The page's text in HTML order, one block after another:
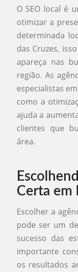
O SEO local é
otimizar a
determinada
das Cruzes,
apareça nas
região. As
especialistas
como a
ajuda a
clientes que
área.
Certa em
Escolher a
pode ser um
sucesso das
importante
os resultados